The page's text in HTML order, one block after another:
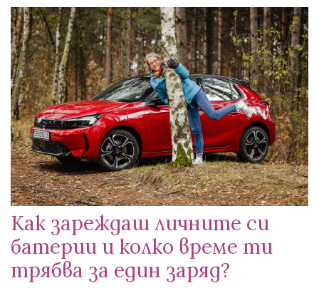
Как зареждаш личните си
батерии и колко време ти
трябва за един заряд?